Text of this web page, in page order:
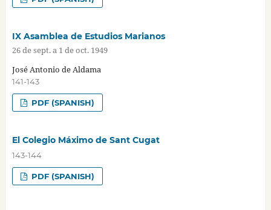
IX Asamblea de Estudios Marianos
26 de sept. a 1 de oct. 1949
José Antonio de Aldama
141-143
PDF (SPANISH)
El Colegio Máximo de Sant Cugat
143-144
PDF (SPANISH)